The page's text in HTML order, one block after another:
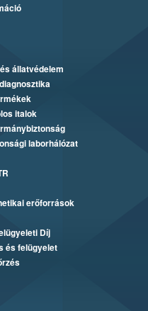
állatvédelem
italok
laborhálózat
erőforrások
Díj
és felügyelet